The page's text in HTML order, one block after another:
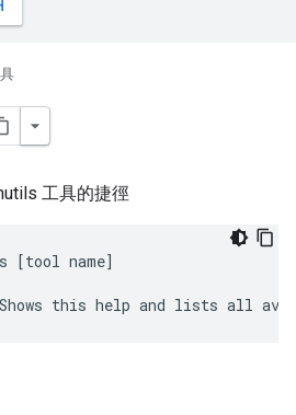
工具的捷徑
[tool name]